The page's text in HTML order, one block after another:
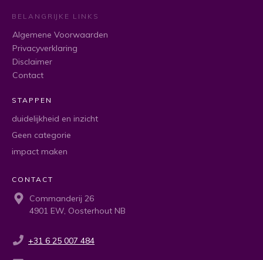
BELANGRIJKE LINKS
Algemene Voorwaarden
Privacyverklaring
Disclaimer
Contact
STAPPEN
duidelijkheid en inzicht
Geen categorie
impact maken
CONTACT
Commanderij 26
4901 EW, Oosterhout NB
+31 6 25 007 484